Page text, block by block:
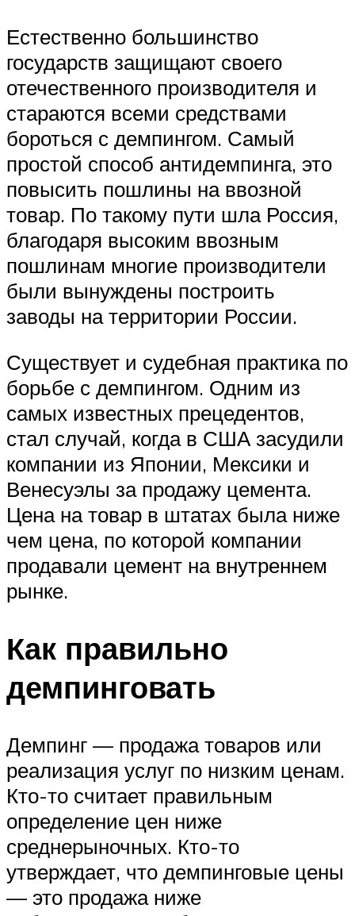
Естественно большинство
государств защищают своего
отечественного производителя и
стараются всеми средствами
бороться с демпингом. Самый
простой способ антидемпинга, это
повысить пошлины на ввозной
товар. По такому пути шла Россия,
благодаря высоким ввозным
пошлинам многие производители
были вынуждены построить
заводы на территории России.
Существует и судебная практика по
борьбе с демпингом. Одним из
самых известных прецедентов,
стал случай, когда в США засудили
компании из Японии, Мексики и
Венесуэлы за продажу цемента.
Цена на товар в штатах была ниже
чем цена, по которой компании
продавали цемент на внутреннем
рынке.
Как правильно
демпинговать
Демпинг — продажа товаров или
реализация услуг по низким ценам.
Кто-то считает правильным
определение цен ниже
среднерыночных. Кто-то
утверждает, что демпинговые цены
— это продажа ниже